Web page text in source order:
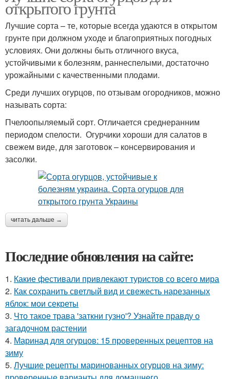
открытого грунта
Лучшие сорта – те, которые всегда удаются в открытом
грунте при должном уходе и благоприятных погодных
условиях. Они должны быть отличного вкуса,
устойчивыми к болезням, раннеспелыми, достаточно
урожайными с качественными плодами.
Среди лучших огурцов, по отзывам огородников, можно
называть сорта:
Пчелоопыляемый сорт. Отличается среднеранним
периодом спелости. Огурчики хороши для салатов в
свежем виде, для заготовок – консервирования и
засолки.
читать дальше →
Последние обновления на сайте:
1. Какие фестивали привлекают туристов со всего мира
2. Как сохранить светлый вид и свежесть нарезанных
яблок: мои секреты
3. Что такое трава 'заткни гузно'? Узнайте правду о
загадочном растении
4. Маринад для огурцов: 15 проверенных рецептов на
зиму
5. Лучшие рецепты маринованных огурцов на зиму: